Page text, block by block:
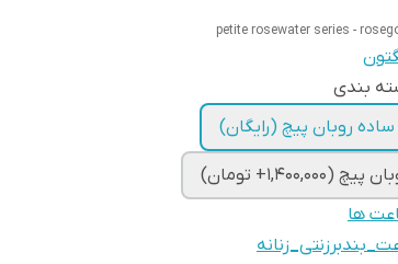
petite rosewater series -
بندی
روبان پیچ (رایگان)
تومان)
ها